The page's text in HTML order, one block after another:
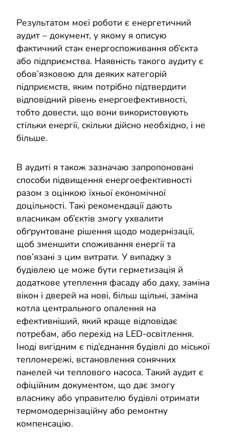
Результатом моєї роботи є енергетичний
аудит – документ, у якому я описую
фактичний стан енергоспоживання об’єкта
або підприємства. Наявність такого аудиту є
обов’язковою для деяких категорій
підприємств, яким потрібно підтвердити
відповідний рівень енергоефективності,
тобто довести, що вони використовують
стільки енергії, скільки дійсно необхідно, і не
більше.
В аудиті я також зазначаю запропоновані
способи підвищення енергоефективності
разом з оцінкою їхньої економічної
доцільності. Такі рекомендації дають
власникам об’єктів змогу ухвалити
обґрунтоване рішення щодо модернізації,
щоб зменшити споживання енергії та
пов’язані з цим витрати. У випадку з
будівлею це може бути герметизація й
додаткове утеплення фасаду або даху, заміна
вікон і дверей на нові, більш щільні, заміна
котла центрального опалення на
ефективніший, який краще відповідає
потребам, або перехід на LED-освітлення.
Іноді вигідним є під’єднання будівлі до міської
тепломережі, встановлення сонячних
панелей чи теплового насоса. Такий аудит є
офіційним документом, що дає змогу
власнику або управителю будівлі отримати
термомодернізаційну або ремонтну
компенсацію.